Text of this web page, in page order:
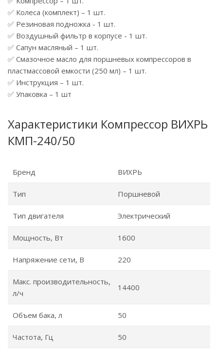
✅ Колеса (комплект) – 1 шт.
✅ Резиновая подножка - 1 шт.
✅ Воздушный фильтр в корпусе - 1 шт.
✅ Сапун масляный – 1 шт.
✅ Смазочное масло для поршневых компрессоров в
пластмассовой емкости (250 мл) – 1 шт.
✅ Инструкция – 1 шт.
✅ Упаковка – 1 шт
Характеристики Компрессор ВИХРЬ
КМП-240/50
Бренд ВИХРЬ
Тип Поршневой
Тип двигателя Электрический
Мощность, Вт 1600
Напряжение сети, В 220
Макс. производительность,
л/ч
14400
Объем бака, л 50
Частота, Гц 50